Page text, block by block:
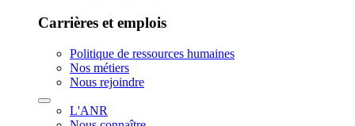
Carrières et emplois
Politique de ressources humaines
Nos métiers
Nous rejoindre
L'ANR